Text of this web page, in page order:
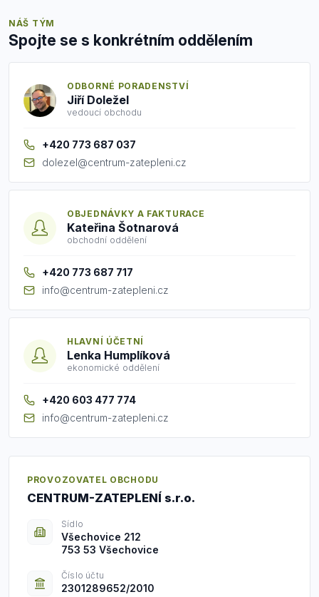
NÁŠ TÝM
Spojte se s konkrétním oddělením
ODBORNÉ PORADENSTVÍ
Jiří Doležel
vedoucí obchodu
+420 773 687 037
dolezel@centrum-zatepleni.cz
OBJEDNÁVKY A FAKTURACE
Kateřina Šotnarová
obchodní oddělení
+420 773 687 717
info@centrum-zatepleni.cz
HLAVNÍ ÚČETNÍ
Lenka Humplíková
ekonomické oddělení
+420 603 477 774
info@centrum-zatepleni.cz
PROVOZOVATEL OBCHODU
CENTRUM-ZATEPLENÍ s.r.o.
Sídlo
Všechovice 212
753 53 Všechovice
Číslo účtu
2301289652/2010